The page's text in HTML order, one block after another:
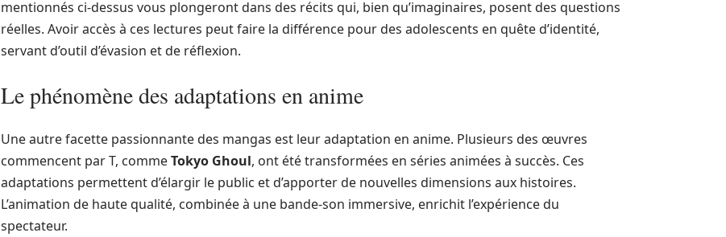
mentionnés ci-dessus vous plongeront dans des récits qui, bien qu’imaginaires, posent des questions
réelles. Avoir accès à ces lectures peut faire la différence pour des adolescents en quête d’identité,
servant d’outil d’évasion et de réflexion.
Le phénomène des adaptations en anime
Une autre facette passionnante des mangas est leur adaptation en anime. Plusieurs des œuvres
commencent par T, commeTokyo Ghoul, ont été transformées en séries animées à succès. Ces
adaptations permettent d’élargir le public et d’apporter de nouvelles dimensions aux histoires.
L’animation de haute qualité, combinée à une bande-son immersive, enrichit l’expérience du
spectateur.